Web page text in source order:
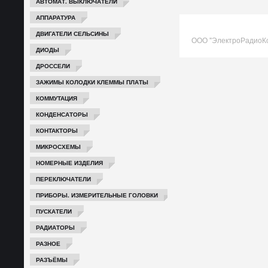
АППАРАТУРА
ДВИГАТЕЛИ СЕЛЬСИНЫ
ДИОДЫ
ДРОССЕЛИ
ЗАЖИМЫ КОЛОДКИ КЛЕММЫ ПЛАТЫ
КОММУТАЦИЯ
КОНДЕНСАТОРЫ
КОНТАКТОРЫ
МИКРОСХЕМЫ
НОМЕРНЫЕ ИЗДЕЛИЯ
ПЕРЕКЛЮЧАТЕЛИ
ПРИБОРЫ. ИЗМЕРИТЕЛЬНЫЕ ГОЛОВКИ
ПУСКАТЕЛИ
РАДИАТОРЫ
РАЗНОЕ
РАЗЪЁМЫ
ООО